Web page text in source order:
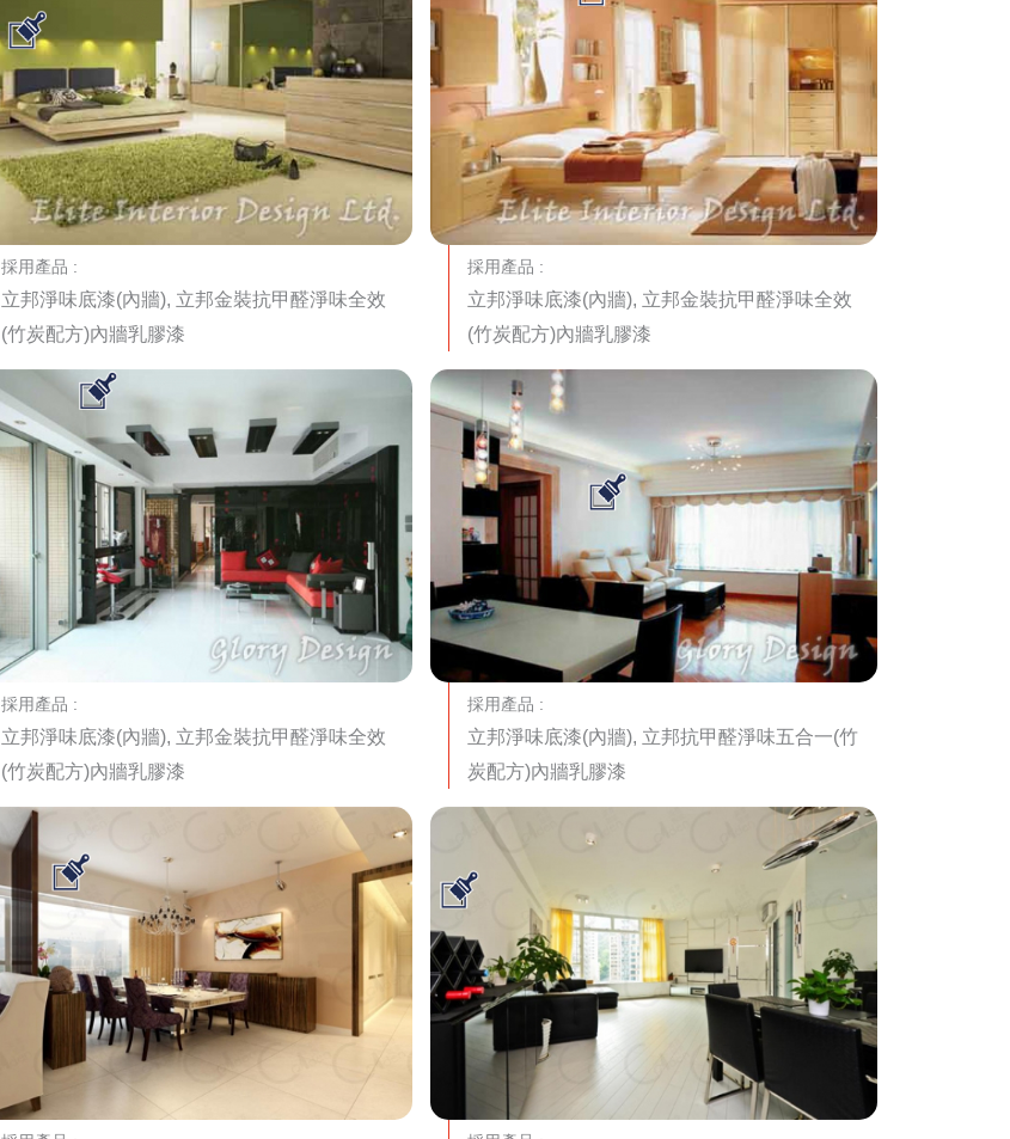
採用產品 :
立邦淨味底漆(內牆), 立邦金裝抗甲醛淨味全效
(竹炭配方)內牆乳膠漆
採用產品 :
立邦淨味底漆(內牆), 立邦金裝抗甲醛淨味全效
(竹炭配方)內牆乳膠漆
採用產品 :
立邦淨味底漆(內牆), 立邦金裝抗甲醛淨味全效
(竹炭配方)內牆乳膠漆
採用產品 :
立邦淨味底漆(內牆), 立邦抗甲醛淨味五合一(竹
炭配方)內牆乳膠漆